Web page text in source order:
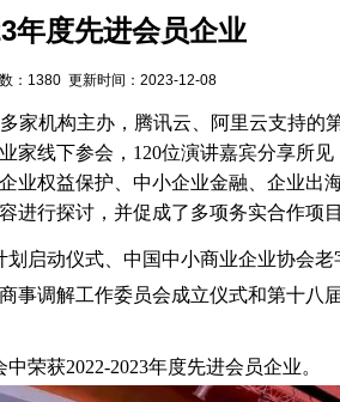
年度先进会员企业
：1380 更新时间：2023-12-08
家机构主办，腾讯云、阿里云支持的
家线下参会，120位演讲嘉宾分享所见
业权益保护、中小企业金融、企业出
进行探讨，并促成了多项务实合作项目
启动仪式、中国中小商业企业协会老
事调解工作委员会成立仪式和第十八
中荣获2022-2023年度先进会员企业。